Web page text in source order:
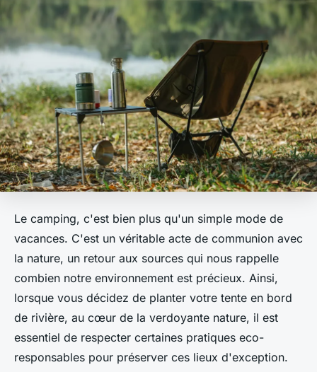
Le camping, c'est bien plus qu'un simple mode de
vacances. C'est un véritable acte de communion avec
la nature, un retour aux sources qui nous rappelle
combien notre environnement est précieux. Ainsi,
lorsque vous décidez de planter votre tente en bord
de rivière, au cœur de la verdoyante nature, il est
essentiel de respecter certaines pratiques eco-
responsables pour préserver ces lieux d'exception.